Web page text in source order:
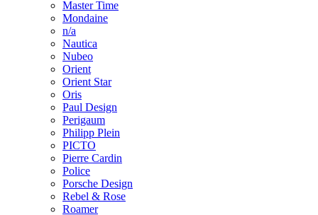
Master Time
Mondaine
n/a
Nautica
Nubeo
Orient
Orient Star
Oris
Paul Design
Perigaum
Philipp Plein
PICTO
Pierre Cardin
Police
Porsche Design
Rebel & Rose
Roamer